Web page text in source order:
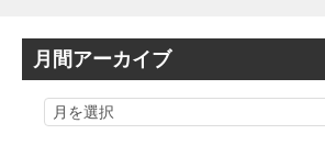
月間アーカイブ